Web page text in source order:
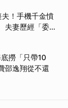
！手機千金憤
妻歷經「委屈
撈「只帶10
邵逸翔從不還